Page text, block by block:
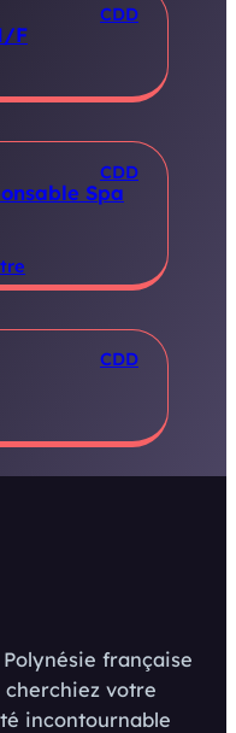
CDD
F
CDD
Spa
CDD
française
cherchiez votre
incontournable